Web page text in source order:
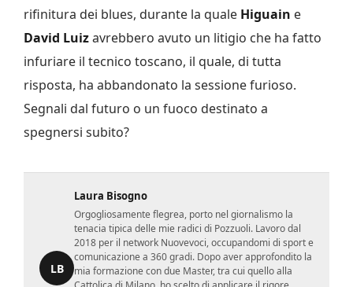
rifinitura dei blues, durante la quale Higuain e
David Luizavrebbero avuto un litigio che ha fatto
infuriare il tecnico toscano, il quale, di tutta
risposta, ha abbandonato la sessione furioso.
Segnali dal futuro o un fuoco destinato a
spegnersi subito?
LB
Laura Bisogno
Orgogliosamente flegrea, porto nel giornalismo la
tenacia tipica delle mie radici di Pozzuoli. Lavoro dal
2018 per il network Nuovevoci, occupandomi di sport e
comunicazione a 360 gradi. Dopo aver approfondito la
mia formazione con due Master, tra cui quello alla